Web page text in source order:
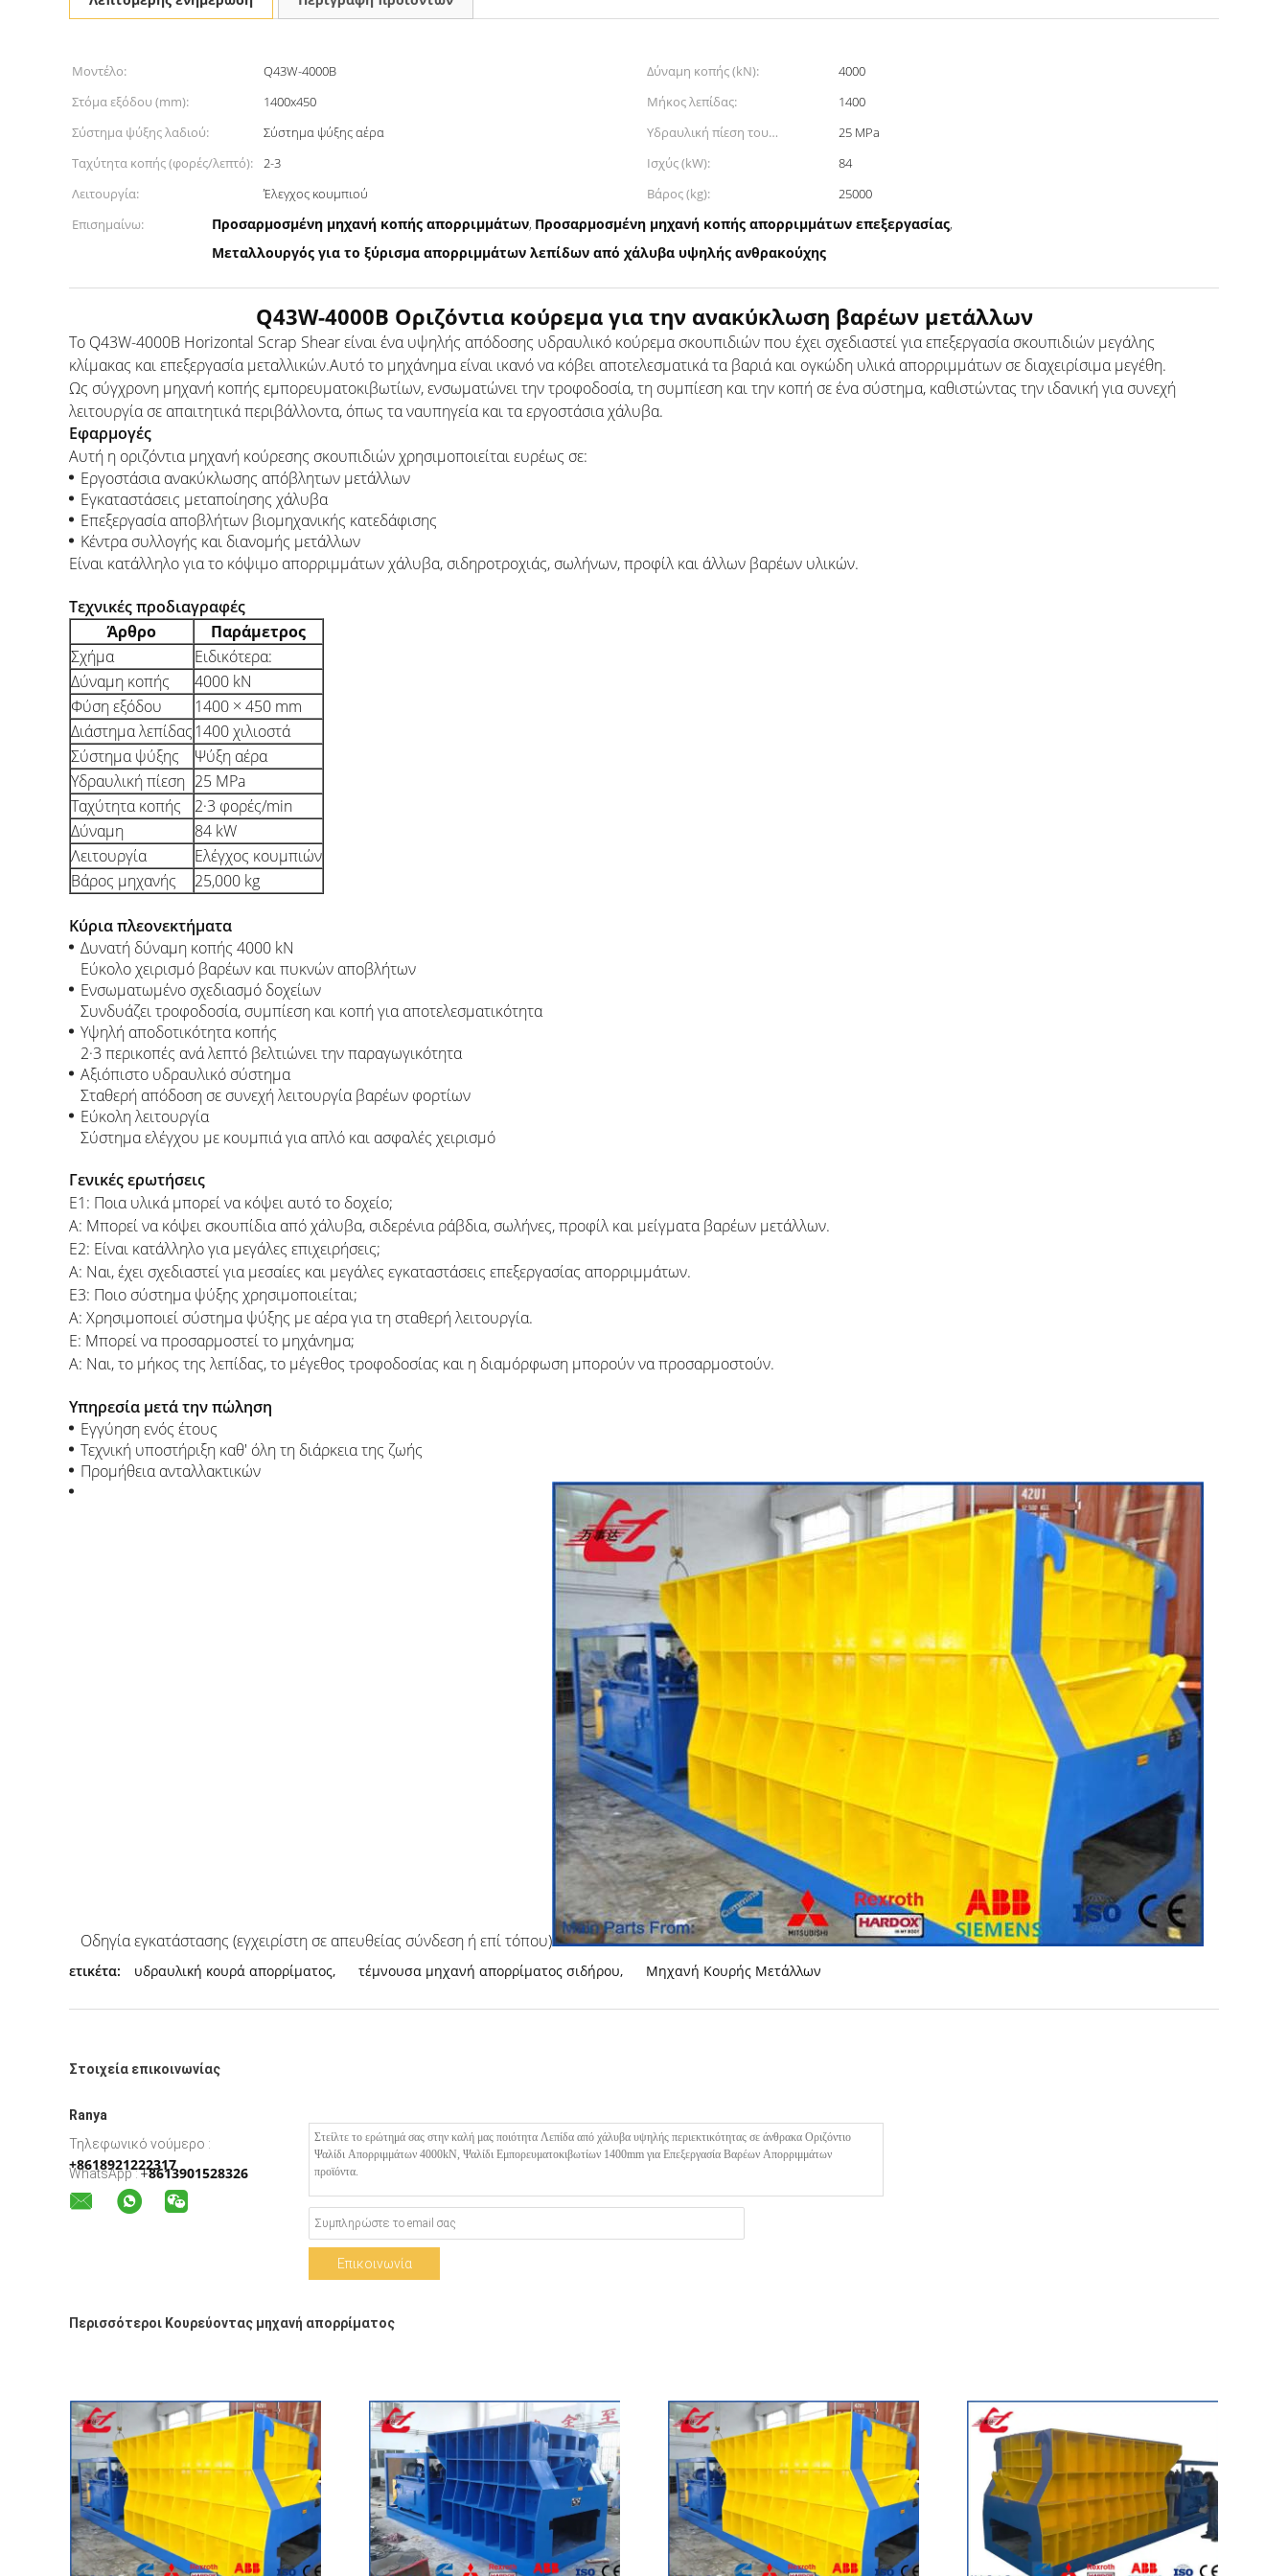
Μοντέλο: Q43W-4000B Δύναμη κοπής (kN):
4000
Στόμα εξόδου (mm):
1400x450 Μήκος λεπίδας:
1400
Σύστημα ψύξης λαδιού:
Σύστημα ψύξης αέρα
Υδραυλική πίεση του
συστήματος:
25 MPa
Ταχύτητα κοπής (φορές/λεπτό):
2-3 Ισχύς (kW):
84
Λειτουργία:
Έλεγχος κουμπιού Βάρος (kg):
25000
Επισημαίνω:
Προσαρμοσμένη μηχανή κοπής απορριμμάτων, Προσαρμοσμένη μηχανή κοπής απορριμμάτων επεξεργασίας,
Μεταλλουργός για το ξύρισμα απορριμμάτων λεπίδων από χάλυβα υψηλής ανθρακούχης
Q43W-4000B Οριζόντια κούρεμα για την ανακύκλωση βαρέων μετάλλων
Το Q43W-4000B Horizontal Scrap Shear είναι ένα υψηλής απόδοσης υδραυλικό κούρεμα σκουπιδιών που έχει σχεδιαστεί για επεξεργασία σκουπιδιών μεγάλης
κλίμακας και επεξεργασία μεταλλικών.Αυτό το μηχάνημα είναι ικανό να κόβει αποτελεσματικά τα βαριά και ογκώδη υλικά απορριμμάτων σε διαχειρίσιμα μεγέθη.
Ως σύγχρονη μηχανή κοπής εμπορευματοκιβωτίων, ενσωματώνει την τροφοδοσία, τη συμπίεση και την κοπή σε ένα σύστημα, καθιστώντας την ιδανική για συνεχή
λειτουργία σε απαιτητικά περιβάλλοντα, όπως τα ναυπηγεία και τα εργοστάσια χάλυβα.
Εφαρμογές
Αυτή η οριζόντια μηχανή κούρεσης σκουπιδιών χρησιμοποιείται ευρέως σε:
Εργοστάσια ανακύκλωσης απόβλητων μετάλλων
Εγκαταστάσεις μεταποίησης χάλυβα
Επεξεργασία αποβλήτων βιομηχανικής κατεδάφισης
Κέντρα συλλογής και διανομής μετάλλων
Είναι κατάλληλο για το κόψιμο απορριμμάτων χάλυβα, σιδηροτροχιάς, σωλήνων, προφίλ και άλλων βαρέων υλικών.
Τεχνικές προδιαγραφές
Άρθρο
Παράμετρος
Σχήμα
Ειδικότερα:
Δύναμη κοπής
4000 kN
Φύση εξόδου
1400 × 450 mm
Διάστημα λεπίδας1400 χιλιοστά
Σύστημα ψύξης
Ψύξη αέρα
Υδραυλική πίεση 25 MPa
Ταχύτητα κοπής
2·3 φορές/min
Δύναμη
84 kW
Λειτουργία
Ελέγχος κουμπιών
Βάρος μηχανής
25,000 kg
Κύρια πλεονεκτήματα
Δυνατή δύναμη κοπής 4000 kN
Εύκολο χειρισμό βαρέων και πυκνών αποβλήτων
Ενσωματωμένο σχεδιασμό δοχείων
Συνδυάζει τροφοδοσία, συμπίεση και κοπή για αποτελεσματικότητα
Υψηλή αποδοτικότητα κοπής
2·3 περικοπές ανά λεπτό βελτιώνει την παραγωγικότητα
Αξιόπιστο υδραυλικό σύστημα
Σταθερή απόδοση σε συνεχή λειτουργία βαρέων φορτίων
Εύκολη λειτουργία
Σύστημα ελέγχου με κουμπιά για απλό και ασφαλές χειρισμό
Γενικές ερωτήσεις
Ε1: Ποια υλικά μπορεί να κόψει αυτό το δοχείο;
Α: Μπορεί να κόψει σκουπίδια από χάλυβα, σιδερένια ράβδια, σωλήνες, προφίλ και μείγματα βαρέων μετάλλων.
Ε2: Είναι κατάλληλο για μεγάλες επιχειρήσεις;
Α: Ναι, έχει σχεδιαστεί για μεσαίες και μεγάλες εγκαταστάσεις επεξεργασίας απορριμμάτων.
Ε3: Ποιο σύστημα ψύξης χρησιμοποιείται;
Α: Χρησιμοποιεί σύστημα ψύξης με αέρα για τη σταθερή λειτουργία.
Ε: Μπορεί να προσαρμοστεί το μηχάνημα;
Α: Ναι, το μήκος της λεπίδας, το μέγεθος τροφοδοσίας και η διαμόρφωση μπορούν να προσαρμοστούν.
Υπηρεσία μετά την πώληση
Εγγύηση ενός έτους
Τεχνική υποστήριξη καθ' όλη τη διάρκεια της ζωής
Προμήθεια ανταλλακτικών
Οδηγία εγκατάστασης (εγχειρίστη σε απευθείας σύνδεση ή επί τόπου)
ετικέτα: υδραυλική κουρά απορρίματος, τέμνουσα μηχανή απορρίματος σιδήρου, Μηχανή Κουρής Μετάλλων
Στοιχεία επικοινωνίας
Ranya
Τηλεφωνικό νούμερο :
+8618921222317
WhatsApp :+8613901528326
Επικοινωνία
Περισσότεροι Κουρεύοντας μηχανή απορρίματος